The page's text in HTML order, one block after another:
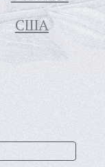
США